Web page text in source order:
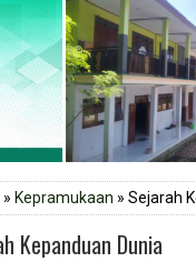
» Kepramukaan » Sejarah
Kepanduan Dunia